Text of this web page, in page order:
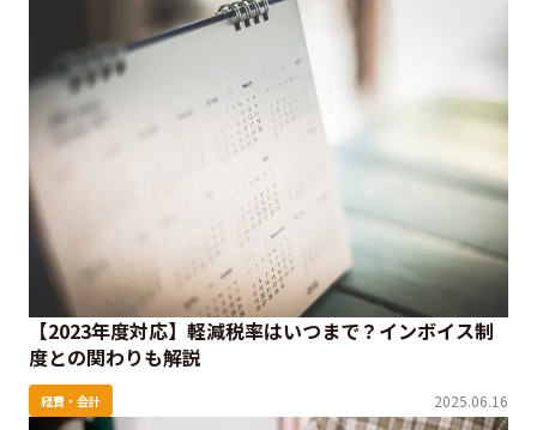
【2023年度対応】軽減税率はいつまで？インボイス制
度との関わりも解説
経費・会計 2025.06.16